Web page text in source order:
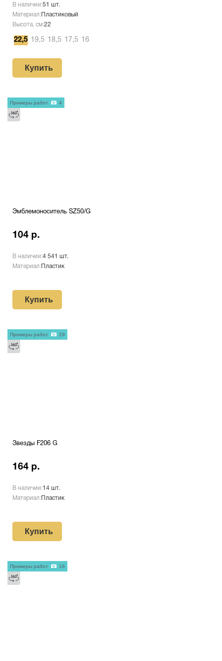
В наличии:51 шт.
Материал: Пластиковый
Высота, см:22
22,5 19,5 18,5 17,5 16
Купить
Эмблемоноситель SZ50/G
104 р.
В наличии:4 541 шт.
Материал: Пластик
Купить
Примеры работ 4
Звезды F206 G
164 р.
В наличии:14 шт.
Материал: Пластик
Купить
Примеры работ 29
Примеры работ 16